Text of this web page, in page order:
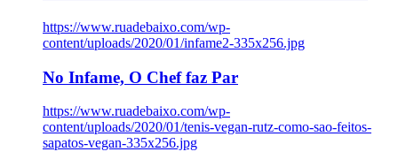
https://www.ruadebaixo.com/wp-
content/uploads/2020/01/infame2-335x256.jpg
No Infame, O Chef faz Par
https://www.ruadebaixo.com/wp-
content/uploads/2020/01/tenis-vegan-rutz-como-sao-feitos-
sapatos-vegan-335x256.jpg